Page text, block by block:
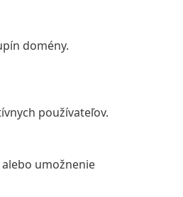
domény.
používateľov.
umožnenie